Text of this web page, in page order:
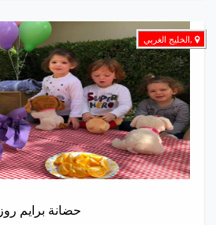
,الخليج الغربي
حضانة برايم روز